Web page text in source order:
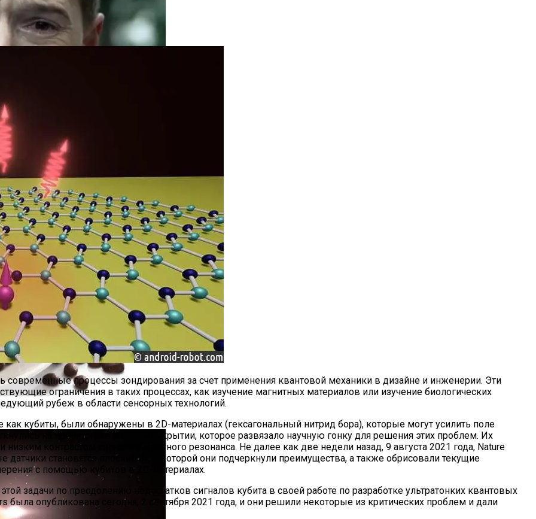
Депрессии
современные процессы зондирования за счет применения квантовой механики в дизайне и инженерии. Эти
ограничения в таких процессах, как изучение магнитных материалов или изучение биологических
рубеж в области сенсорных технологий.
кубиты, были обнаружены в 2D-материалах (гексагональный нитрид бора), которые могут усилить поле
на препятствие в своем открытии, которое развязало научную гонку для решения этих проблем. Их
контрастом сигнала магнитного резонанса. Не далее как две недели назад, 9 августа 2021 года, Nature
становятся плоскими», в которой они подчеркнули преимущества, а также обрисовали текущие
с помощью кубитов в 2D-материалах.
задачи по преодолению недостатков сигналов кубита в своей работе по разработке ультратонких квантовых
была опубликована сегодня, 2 сентября 2021 года, и они решили некоторые из критических проблем и дали